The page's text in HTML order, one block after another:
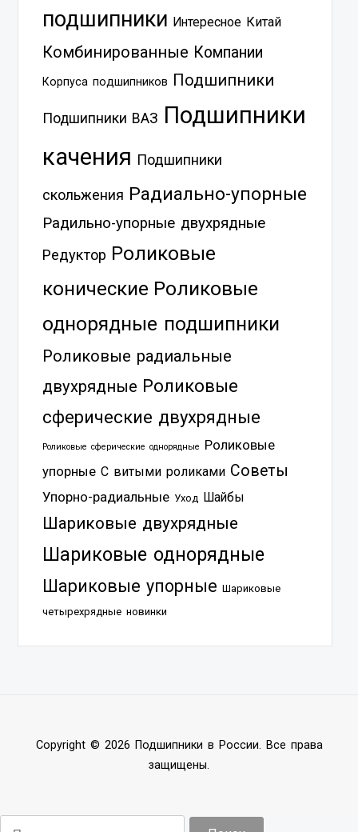
подшипники Интересное Китай
Комбинированные Компании
Корпуса подшипников Подшипники
Подшипники ВАЗ Подшипники
качения Подшипники
скольжения Радиально-упорные
Радильно-упорные двухрядные
Редуктор Роликовые
конические Роликовые
однорядные подшипники
Роликовые радиальные
двухрядные Роликовые
сферические двухрядные
Роликовые сферические однорядные
Роликовые
упорные С витыми роликами Советы
Упорно-радиальные Уход Шайбы
Шариковые двухрядные
Шариковые однорядные
Шариковые упорные Шариковые
четырехрядные новинки
Copyright © 2026 Подшипники в России. Все права
защищены.